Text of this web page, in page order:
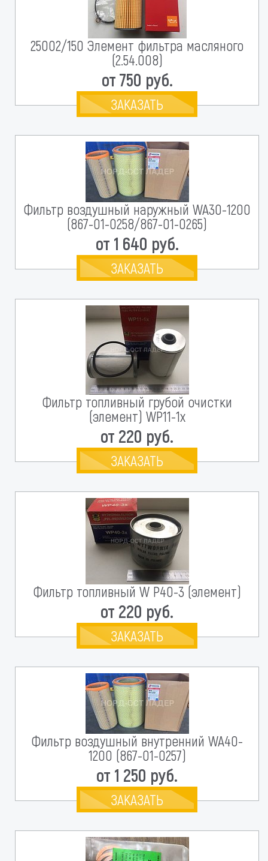
25002/150 Элемент фильтра масляного
(2.54.008)
от 750 руб.
ЗАКАЗАТЬ
Фильтр воздушный наружный WA30-1200
(867-01-0258/867-01-0265)
от 1 640 руб.
ЗАКАЗАТЬ
Фильтр топливный грубой очистки
(элемент) WP11-1x
от 220 руб.
ЗАКАЗАТЬ
Фильтр топливный W P40-3 (элемент)
от 220 руб.
ЗАКАЗАТЬ
Фильтр воздушный внутренний WA40-
1200 (867-01-0257)
от 1 250 руб.
ЗАКАЗАТЬ